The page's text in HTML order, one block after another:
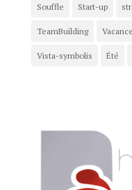
Souffle Start-up
TeamBuilding
Vista-symbolis Été